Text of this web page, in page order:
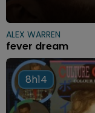
ALEX WARREN
fever dream
8h14
8h14